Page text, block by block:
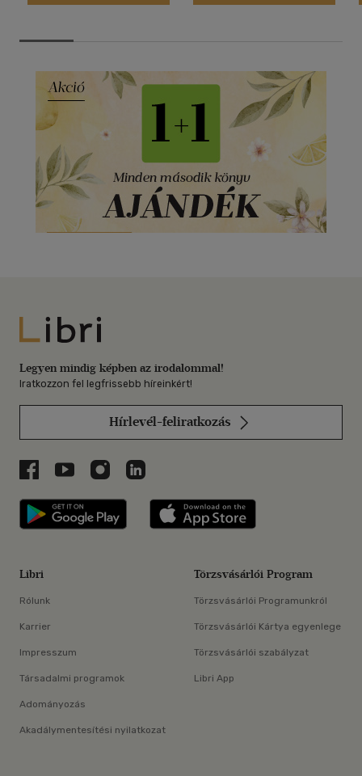
Libri
Legyen mindig képben az irodalommal!
Iratkozzon fel legfrissebb híreinkért!
Hírlevél-feliratkozás
Libri a Facebookon
Libri a Youtube-on
Libri az Instagramon
Libri a LinkedInen
Libri applikáció Szerezd meg: Google
Libri
Rólunk
Karrier
Impresszum
Társadalmi programok
Adományozás
Akadálymentesítési nyilatkozat
Törzsvásárlói Program
Törzsvásárlói Programunkról
Törzsvásárlói Kártya egyenlege
Törzsvásárlói szabályzat
Libri App